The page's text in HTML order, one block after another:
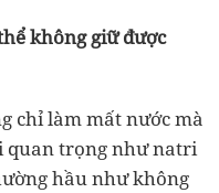
không giữ được
chỉ làm mất nước mà
quan trọng như natri
hầu như không